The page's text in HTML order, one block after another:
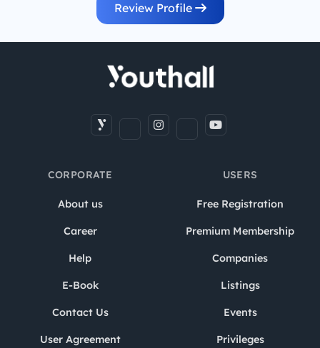
Review Profile
CORPORATE
About us
Career
Help
E-Book
Contact Us
User Agreement
USERS
Free Registration
Premium Membership
Companies
Listings
Events
Privileges